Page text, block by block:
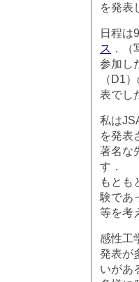
を発表
日程は
ス ．（
参加し
（D1
表でし
私は
を発表
著名な
す．
もとも
験であ
等を考
感性工
発表が
いがあ